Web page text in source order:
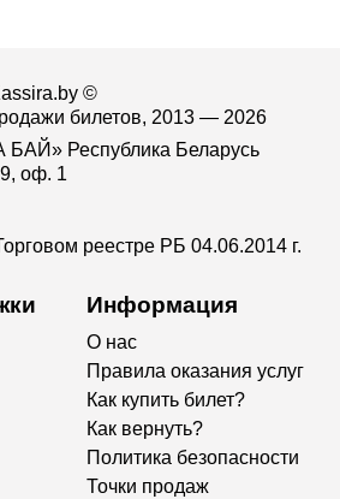
©
билетов, 2013 — 2026
Республика Беларусь
9, оф. 1
реестре РБ 04.06.2014 г.
Информация
О нас
Правила оказания услуг
Как купить билет?
Как вернуть?
Политика безопасности
Точки продаж